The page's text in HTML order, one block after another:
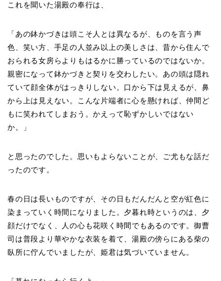
これを聞いた湯殿の奉行は、
「あの鉢かづきは頭こそ人とは異なるが、ものを言う声
色、笑い方、手足の人並み以上の美しさは、昔から住んで
おられる女房らよりもはるかに勝っているのではないか。
親密になって鉢かづきと契りを交わしたい。あの頭は隠れ
ていて顔全体がはっきりしない。口から下は見えるが、鼻
から上は見えない。こんな片端者に心を懸ければ、仲間ど
もに笑われてしまおう。かえって恥ずかしいではない
か。」
と思ったのでした。思いもよらないことが、ご尤もな話だ
ったのです。
春の日は長いものですが、その日もだんだんと空が紅色に
染まっていく時間になりました。夕暮れ時というのは、夕
顔だけでなく、人の心も花咲く時間でもあるのです。御曹
司は普段より華やかな衣装を着て、湯殿の傍らにある柴の
臥所に佇んでいましたが、姫君は気づいていません。